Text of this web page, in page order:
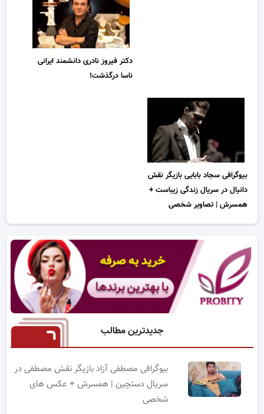
دکتر فیروز نادری دانشمند ایرانی
ناسا درگذشت!
بیوگرافی سجاد بابایی بازیگر نقش
دانیال در سریال زندگی زیباست +
همسرش | تصاویر شخصی
جدیدترین مطالب
بیوگرافی مصطفی آزاد بازیگر نقش مصطفی در
سریال دستچین | همسرش + عکس های
شخصی